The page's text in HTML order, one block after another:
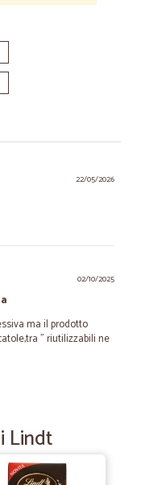
22/05/2026
02/10/2025
ma il prodotto
" riutilizzabili ne
Lindt